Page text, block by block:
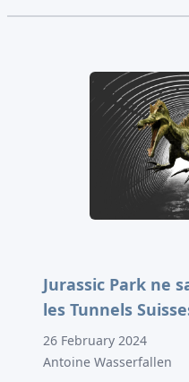
Jurassic Park ne
les Tunnels
26 February 2024
Antoine Wasserfallen